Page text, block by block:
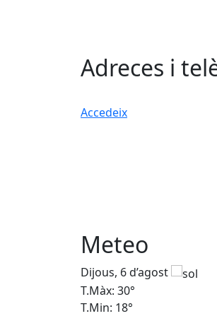
Adreces i
Accedeix
Meteo
Dijous, 6 d’agost
T.Màx: 30°
T.Min: 18°